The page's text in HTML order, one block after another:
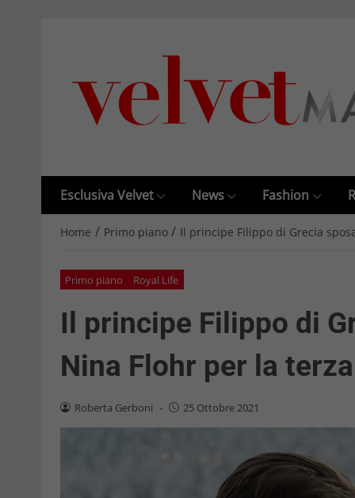
Esclusiva Velvet News Fashion
Home / Primo piano / Il principe Filippo di Grecia
Primo piano Royal Life
Il principe Filippo di
Nina Flohr per la
Roberta Gerboni - 25 Ottobre 2021